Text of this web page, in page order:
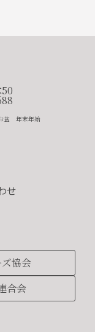
盆 年末年始
せ
協会
合会